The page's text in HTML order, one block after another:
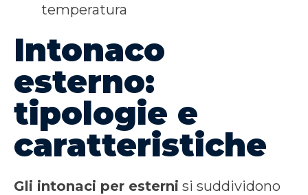
temperatura
Intonaco
esterno:
tipologie e
caratteristiche
Gli intonaci per esterni si suddividono